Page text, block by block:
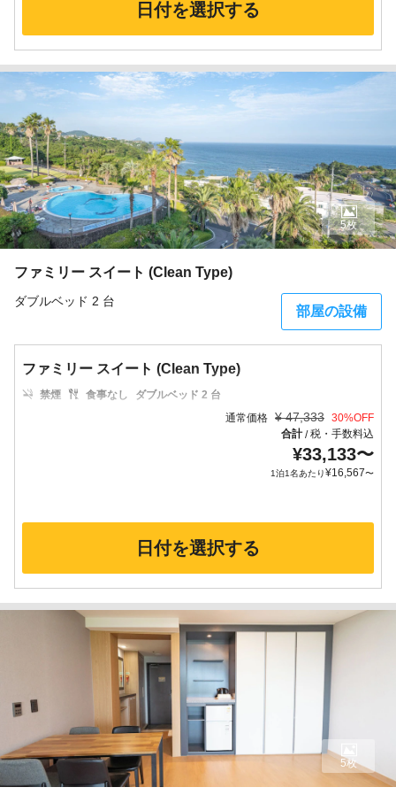
日付を選択する
ファミリー スイート (Clean Type)
ダブルベッド 2 台
部屋の設備
5枚
ファミリー スイート (Clean Type)
禁煙 食事なし
ダブルベッド 2 台
通常価格 ¥ 47,333 30%OFF
合計/税・手数料込
¥33,133〜
1泊1名あたり¥16,567〜
日付を選択する
5枚